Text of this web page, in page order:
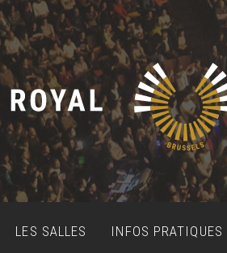
LES SALLES INFOS PRATIQUES